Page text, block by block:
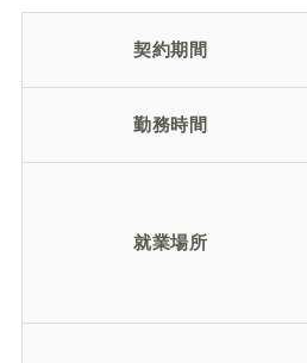
契約期間
勤務時間
就業場所